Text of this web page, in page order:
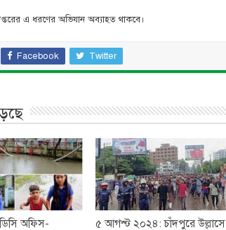
এ ধরণের অভিযান অব্যাহত থাকবে।
Facebook Twitter
অফিস- ৫ আগস্ট ২০২৪: চাঁদপুরে উল্লাসে